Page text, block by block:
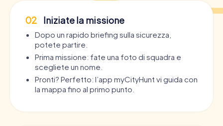
02 Iniziate la missione
Dopo un rapido briefing sulla sicurezza,
potete partire.
Prima missione: fate una foto di squadra e
scegliete un nome.
Pronti? Perfetto: l’app myCityHunt vi guida con
la mappa fino al primo punto.